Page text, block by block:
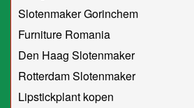
Slotenmaker Gorinchem
Furniture Romania
Den Haag Slotenmaker
Rotterdam Slotenmaker
Lipstickplant kopen